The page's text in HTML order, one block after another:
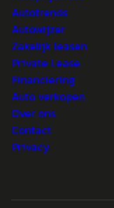
Autotrends
Autowijzer
Zakelijk leasen
Private Lease
Financiering
Auto verkopen
Over ons
Contact
Privacy